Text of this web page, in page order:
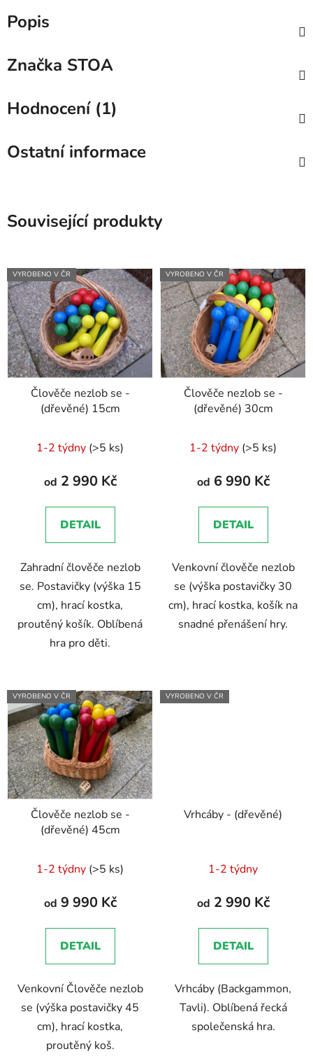
Popis
Značka STOA
Hodnocení (1)
Ostatní informace
Související produkty
VYROBENO V ČR
Člověče nezlob se -
(dřevěné) 15cm
hodnocení
produktu
5,0
z
hvězdiček.
1-2 týdny (>5 ks)
od 2 990 Kč
DETAIL
Zahradní člověče nezlob
se. Postavičky (výška 15
cm), hrací kostka,
proutěný košík. Oblíbená
hra pro děti.
VYROBENO V ČR
Člověče nezlob se -
(dřevěné) 30cm
hodnocení
produktu
5,0
z
hvězdiček.
1-2 týdny (>5 ks)
od 6 990 Kč
DETAIL
Venkovní člověče nezlob
se (výška postavičky 30
cm), hrací kostka, košík na
snadné přenášení hry.
VYROBENO V ČR
Člověče nezlob se -
(dřevěné) 45cm
1-2 týdny (>5 ks)
od 9 990 Kč
DETAIL
Venkovní Člověče nezlob
se (výška postavičky 45
cm), hrací kostka,
proutěný koš.
VYROBENO V ČR
Vrhcáby - (dřevěné)
1-2 týdny
od 2 990 Kč
DETAIL
Vrhcáby (Backgammon,
Tavli). Oblíbená řecká
společenská hra.